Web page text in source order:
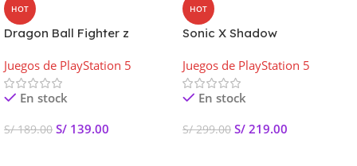
HOT
Dragon Ball Fighter z
Preventa
Juegos de PlayStation 5
En stock
S/189.00 S/ 139.00
HOT
Sonic X Shadow
Latam
Juegos de PlayStation 5
En stock
S/299.00 S/ 219.00